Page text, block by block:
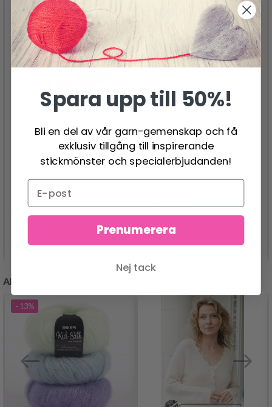
215-6 DEEP WOODS
BY DROPS DESIGN
415.00 SEK
250-14 AISLING
CARDIGAN BY DROPS
DESIGN
ANDRA KUNDER KÖPTE
- 13%
Spara upp till 50%!
Bli en del av vår garn-gemenskap och få
exklusiv tillgång till inspirerande
stickmönster och specialerbjudanden!
Prenumerera
Nej tack